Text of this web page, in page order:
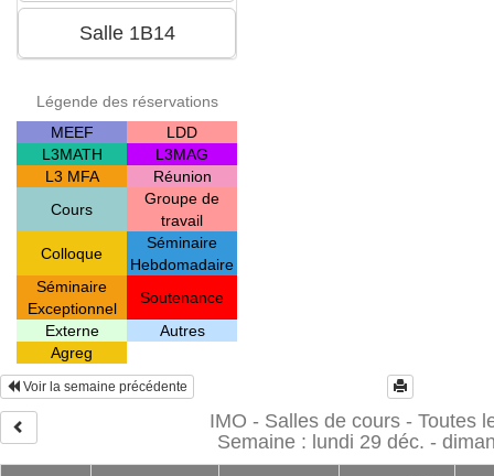
Légende des réservations
MEEF
LDD
L3MATH
L3MAG
L3 MFA
Réunion
Cours
Groupe de
travail
Colloque
Séminaire
Hebdomadaire
Séminaire
Exceptionnel
Soutenance
Externe
Autres
Agreg
Voir la semaine précédente
IMO - Salles de cours - Toutes
Semaine : lundi 29 déc. -